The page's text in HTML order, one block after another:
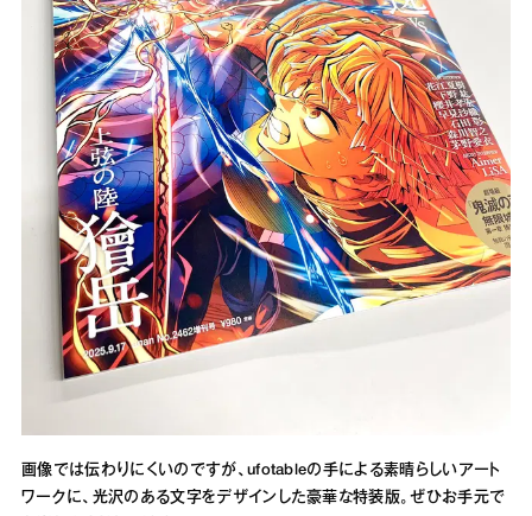
画像では伝わりにくいのですが、ufotableの手による素晴らしいアート
ワークに、光沢のある文字をデザインした豪華な特装版。ぜひお手元で